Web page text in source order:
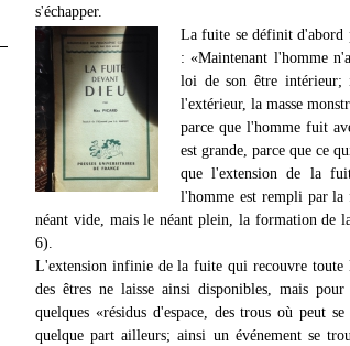
s'échapper.
La fuite se définit d'abord
: «Maintenant l'homme
loi de son être
l'extérieur, la masse
parce que l'homme fuit
est grande, parce que ce
que l'extension de la
l'homme est rempli par
néant vide, mais le néant plein, la formation de
6).
L'extension infinie de la fuite qui recouvre toute
des êtres ne laisse ainsi disponibles, mais
quelques «résidus d'espace, des trous où peut
quelque part ailleurs; ainsi un événement se